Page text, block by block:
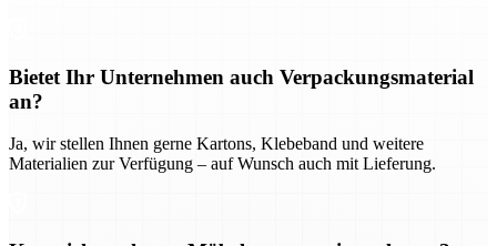
Bietet Ihr Unternehmen auch Verpackungsmaterial
an?
Ja, wir stellen Ihnen gerne Kartons, Klebeband und weitere
Materialien zur Verfügung – auf Wunsch auch mit Lieferung.